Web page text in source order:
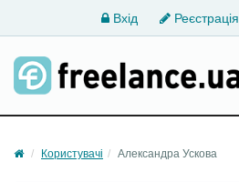
Вхід Реєстрація
Користувачі Александра Ускова